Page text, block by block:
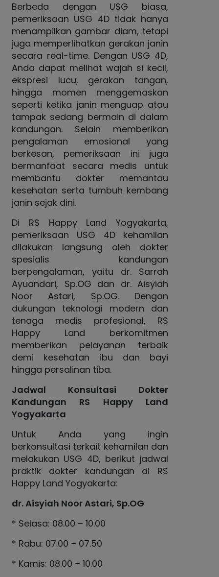
Berbeda dengan USG biasa,
pemeriksaan USG 4D tidak hanya
menampilkan gambar diam, tetapi
juga memperlihatkan gerakan janin
secara real-time. Dengan USG 4D,
Anda dapat melihat wajah si kecil,
ekspresi lucu, gerakan tangan,
hingga momen menggemaskan
seperti ketika janin menguap atau
tampak sedang bermain di dalam
kandungan. Selain memberikan
pengalaman emosional yang
berkesan, pemeriksaan ini juga
bermanfaat secara medis untuk
membantu dokter memantau
kesehatan serta tumbuh kembang
janin sejak dini.
Di RS Happy Land Yogyakarta,
pemeriksaan USG 4D kehamilan
dilakukan langsung oleh dokter
spesialis kandungan
berpengalaman, yaitu dr. Sarrah
Ayuandari, Sp.OG dan dr. Aisyiah
Noor Astari, Sp.OG. Dengan
dukungan teknologi modern dan
tenaga medis profesional, RS
Happy Land berkomitmen
memberikan pelayanan terbaik
demi kesehatan ibu dan bayi
hingga persalinan tiba.
Jadwal Konsultasi Dokter
Kandungan RS Happy Land
Yogyakarta
Untuk Anda yang ingin
berkonsultasi terkait kehamilan dan
melakukan USG 4D, berikut jadwal
praktik dokter kandungan di RS
Happy Land Yogyakarta:
dr. Aisyiah Noor Astari, Sp.OG
* Selasa: 08.00 – 10.00
* Rabu: 07.00 – 07.50
* Kamis: 08.00 – 10.00